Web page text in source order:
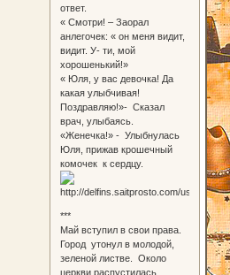
ответ.
« Смотри! – Заорал
анлегочек: « он меня видит,
видит. У- ти, мой
хорошенький!»
« Юля, у вас девочка! Да
какая улыбчивая!
Поздравляю!»- Сказал
врач, улыбаясь.
«Женечка!» - Улыбнулась
Юля, прижав крошечный
комочек к сердцу.
***
Май вступил в свои права.
Город утонул в молодой,
зеленой листве. Около
церкви распустилась